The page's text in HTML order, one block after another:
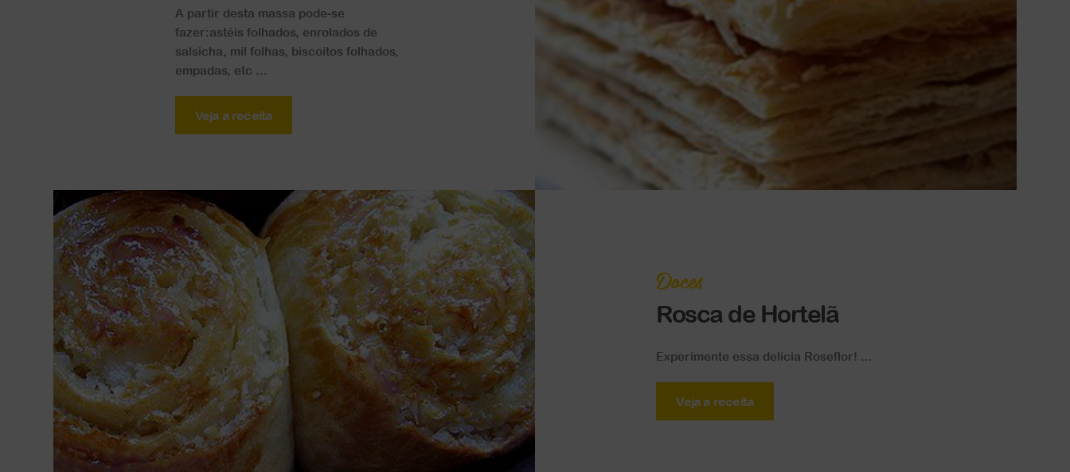
A partir desta massa pode-se
fazer:astéis folhados, enrolados de
salsicha, mil folhas, biscoitos folhados,
empadas, etc ...
Veja a receita
Doces
Rosca de Hortelã
Experimente essa delícia Roseflor! ...
Veja a receita